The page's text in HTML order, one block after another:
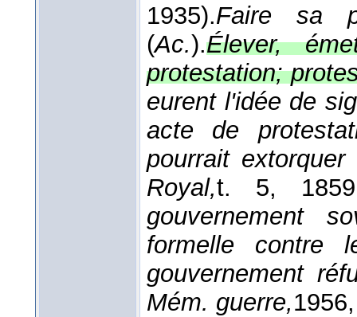
1935).Faire sa
(Ac.).Élever,
protestation;
eurent l'idée de
acte de
pourrait
Royal,t. 5, 1859
gouvernement
formelle contre
gouvernement
Mém. guerre,1956